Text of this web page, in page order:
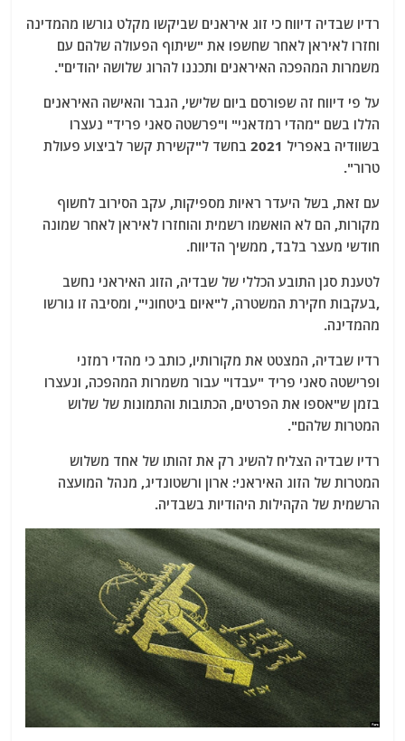
at
s
A
p
p
e
g
ra
m
ai
l
itt
er
c
e
b
o
o
רדיו שבדיה דיווח כי זוג איראנים שביקשו מקלט גורשו מהמדינה
וחזרו לאיראן לאחר שחשפו את "שיתוף הפעולה שלהם עם
משמרות המהפכה האיראנים ותכננו להרוג שלושה יהודים".
על פי דיווח זה שפורסם ביום שלישי, הגבר והאישה האיראנים
הללו בשם "מהדי רמדאני" ו"פרשטה סאני פריד" נעצרו
בשוודיה באפריל 2021 בחשד ל"קשירת קשר לביצוע פעולת
טרור".
עם זאת, בשל היעדר ראיות מספיקות, עקב הסירוב לחשוף
מקורות, הם לא הואשמו רשמית והוחזרו לאיראן לאחר שמונה
חודשי מעצר בלבד, ממשיך הדיווח.
לטענת סגן התובע הכללי של שבדיה, הזוג האיראני נחשב
,בעקבות חקירת המשטרה, ל"איום ביטחוני", ומסיבה זו גורשו
מהמדינה.
רדיו שבדיה, המצטט את מקורותיו, כותב כי מהדי רמזני
ופרישטה סאני פריד "עבדו" עבור משמרות המהפכה, ונעצרו
בזמן ש"אספו את הפרטים, הכתובות והתמונות של שלוש
המטרות שלהם".
רדיו שבדיה הצליח להשיג רק את זהותו של אחד משלוש
המטרות של הזוג האיראני: ארון ורשטונדיג, מנהל המועצה
הרשמית של הקהילות היהודיות בשבדיה.